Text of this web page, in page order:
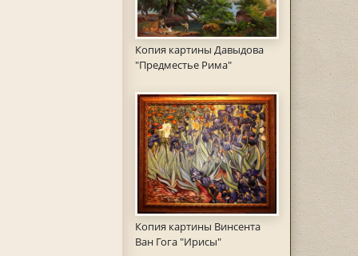
Копия картины Давыдова
"Предместье Рима"
Копия картины Винсента
Ван Гога "Ирисы"